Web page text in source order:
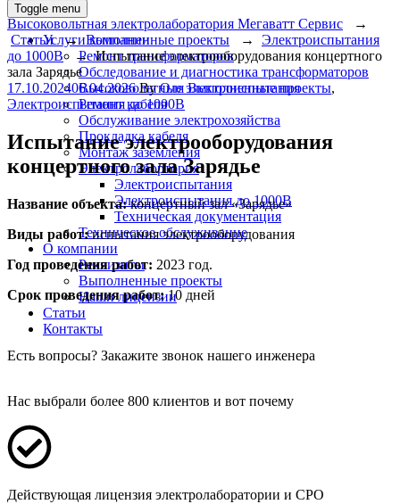
Toggle menu
Услуги компании
Ремонт трансформаторов
Обследование и диагностика трансформаторов
Высоковольтные электроиспытания
Ремонт кабеля
Обслуживание электрохозяйства
Прокладка кабеля
Монтаж заземления
Электролабортория
Электроиспытания
Электроиспытания до 1000В
Техническая документация
Техническое обслуживание
О компании
Реквизиты
Выполненные проекты
Наши лицензии
Статьи
Контакты
Высоковольтная электролаборатория Мегаватт Сервис
→
Статьи→Выполненные проекты → Электроиспытания
до 1000В→Испытание электрооборудования концертного
зала Зарядье
17.10.202406.04.2026 ByОля Выполненные проекты,
Электроиспытания до 1000В
Испытание электрооборудования
концертного зала Зарядье
Название объекта:концертный зал «Зарядье»
Виды работ:испытания электрооборудования
Год проведения работ: 2023 год.
Срок проведения работ:10 дней
Есть вопросы? Закажите звонок нашего инженера
Нас выбрали более 800 клиентов и вот почему
Действующая лицензия электролаборатории и СРО